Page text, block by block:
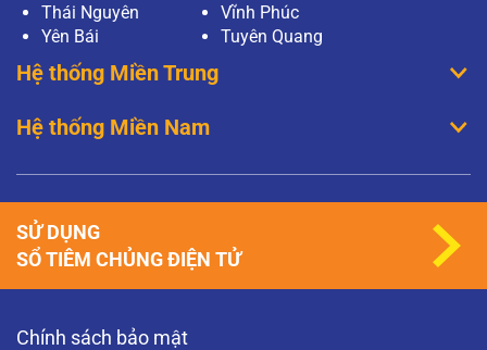
Thái Nguyên
Vĩnh Phúc
Yên Bái
Tuyên Quang
Hệ thống Miền Trung
Hệ thống Miền Nam
Chính sách bảo mật
SỬ DỤNG
SỔ TIÊM CHỦNG ĐIỆN TỬ